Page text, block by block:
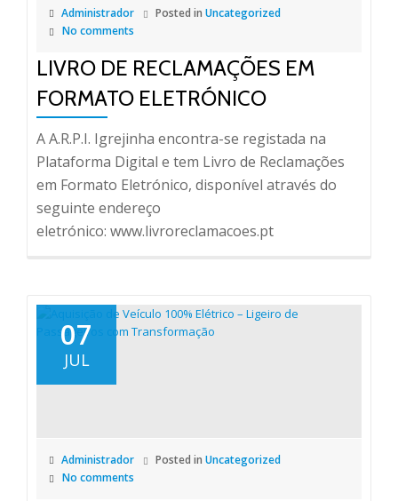
Administrador Posted in Uncategorized
No comments
LIVRO DE RECLAMAÇÕES EM
FORMATO ELETRÓNICO
A A.R.P.I. Igrejinha encontra-se registada na
Plataforma Digital e tem Livro de Reclamações
em Formato Eletrónico, disponível através do
seguinte endereço
eletrónico: www.livroreclamacoes.pt
07
JUL
Administrador Posted in Uncategorized
No comments